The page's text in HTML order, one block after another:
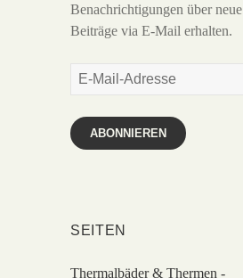
Benachrichtigungen über neue
Beiträge via E-Mail erhalten.
E-
Adresse
ABONNIEREN
SEITEN
Thermalbäder & Thermen -